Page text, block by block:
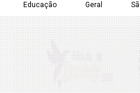
Educação Geral